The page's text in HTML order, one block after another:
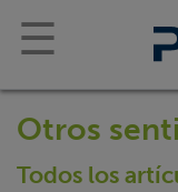
☰
Otros
Todos los